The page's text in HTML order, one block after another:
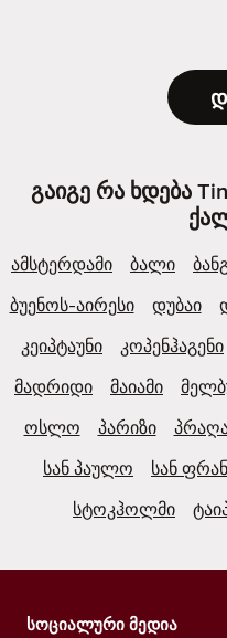
გაიგე რა ხდება
ამსტერდამი ბალი
ბუენოს-აირესი
დუბაი
კეიპტაუნი
კოპენჰაგენი
მადრიდი
მაიამი
ოსლო
პარიზი
სან პაულო
სან
სტოკჰოლმი
სოციალური მედია